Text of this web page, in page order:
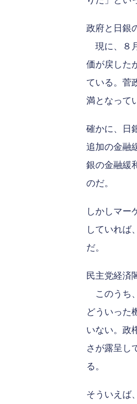
政府と日銀
現に、８
価が戻した
ている。菅
満となって
確かに、日
追加の金融
銀の金融緩
のだ。
しかしマー
していれば
だ。
民主党経済
このうち
どういった
いない。政
さが露呈し
る。
そういえば